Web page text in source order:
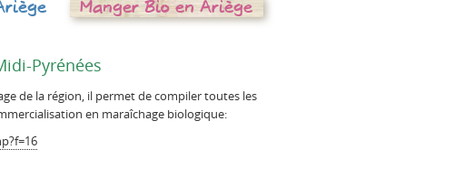
Manger Bio en Ariège
Pyrénées
de la région, il permet de compiler toutes les
en maraîchage biologique: